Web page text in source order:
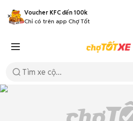
Voucher KFC đến 100k
Chỉ có trên app Chợ Tốt